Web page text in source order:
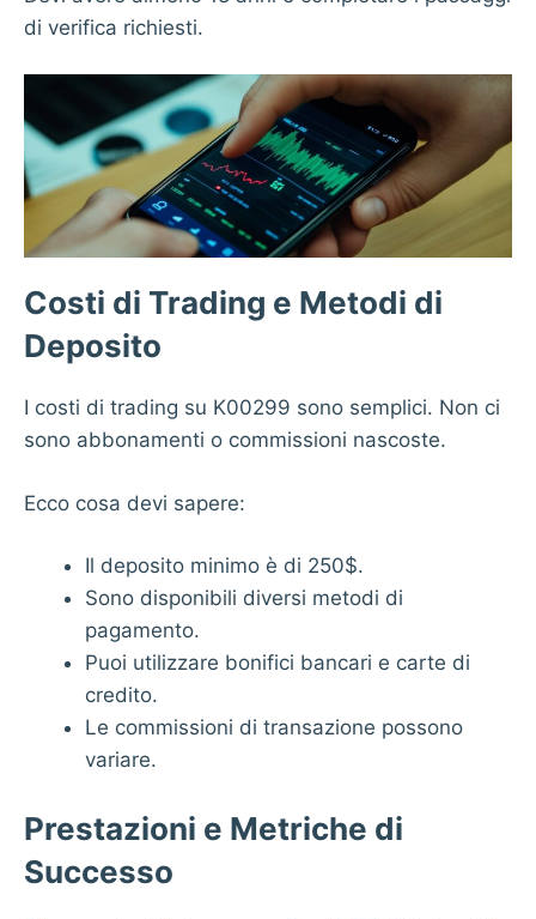
di verifica richiesti.
Costi di Trading e Metodi di
Deposito
I costi di trading su K00299 sono semplici. Non ci
sono abbonamenti o commissioni nascoste.
Ecco cosa devi sapere:
Il deposito minimo è di 250$.
Sono disponibili diversi metodi di
pagamento.
Puoi utilizzare bonifici bancari e carte di
credito.
Le commissioni di transazione possono
variare.
Prestazioni e Metriche di
Successo